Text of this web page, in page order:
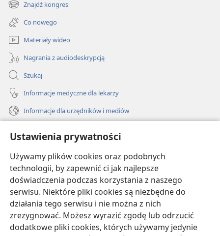
Ustawienia prywatności
Używamy plików cookies oraz podobnych
technologii, by zapewnić ci jak najlepsze
doświadczenia podczas korzystania z naszego
serwisu. Niektóre pliki cookies są niezbędne do
działania tego serwisu i nie można z nich
zrezygnować. Możesz wyrazić zgodę lub odrzucić
dodatkowe pliki cookies, których używamy jedynie
window)
Znajdź kongres
(opens
new
window)
Co nowego
Materiały wideo
Nagrania z audiodeskrypcją
Szukaj
Informacje medyczne dla lekarzy
Informacje dla urzędników i mediów
Darowizny
(opens
new
window)BIBLIOTEKA INTERNETOWA Strażnicy
(opens
new
window)JW Hub
(opens
new
window)JW Library